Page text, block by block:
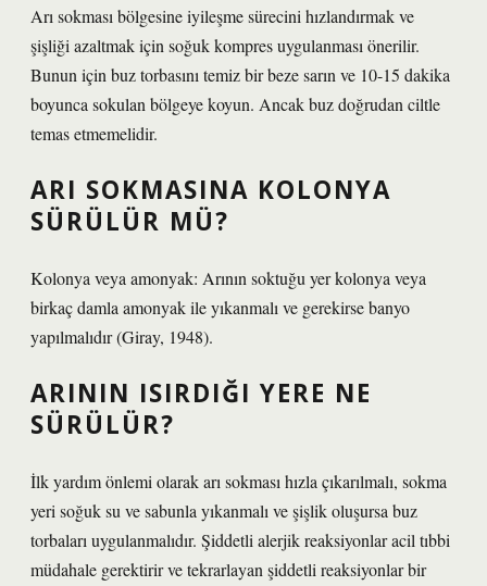
Arı sokması bölgesine iyileşme sürecini hızlandırmak ve
şişliği azaltmak için soğuk kompres uygulanması önerilir.
Bunun için buz torbasını temiz bir beze sarın ve 10-15 dakika
boyunca sokulan bölgeye koyun. Ancak buz doğrudan ciltle
temas etmemelidir.
ARI SOKMASINA KOLONYA
SÜRÜLÜR MÜ?
Kolonya veya amonyak: Arının soktuğu yer kolonya veya
birkaç damla amonyak ile yıkanmalı ve gerekirse banyo
yapılmalıdır (Giray, 1948).
ARININ ISIRDIĞI YERE NE
SÜRÜLÜR?
İlk yardım önlemi olarak arı sokması hızla çıkarılmalı, sokma
yeri soğuk su ve sabunla yıkanmalı ve şişlik oluşursa buz
torbaları uygulanmalıdır. Şiddetli alerjik reaksiyonlar acil tıbbi
müdahale gerektirir ve tekrarlayan şiddetli reaksiyonlar bir